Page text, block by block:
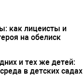
как лицеисты и
на обелиск
и тех же детей:
в детских садах